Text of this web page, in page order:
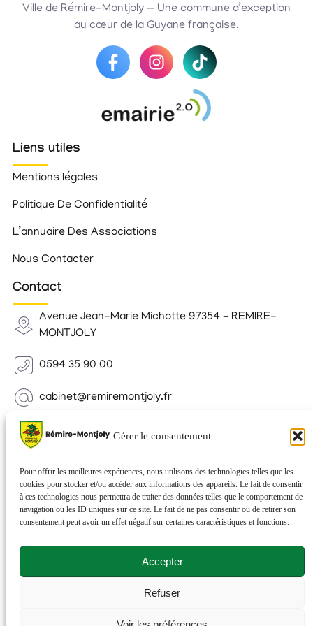
Gérer le consentement
Pour offrir les meilleures expériences, nous utilisons des technologies telles que les
cookies pour stocker et/ou accéder aux informations des appareils. Le fait de consentir
à ces technologies nous permettra de traiter des données telles que le comportement de
navigation ou les ID uniques sur ce site. Le fait de ne pas consentir ou de retirer son
consentement peut avoir un effet négatif sur certaines caractéristiques et fonctions.
Accepter
Refuser
Ville de Rémire-Montjoly — Une commune d’exception
au cœur de la Guyane française.
Liens utiles
Mentions légales
Politique De Confidentialité
L’annuaire Des Associations
Nous Contacter
Contact
Avenue Jean-Marie Michotte 97354 – REMIRE-
MONTJOLY
0594 35 90 00
cabinet@remiremontjoly.fr
Newsletter
nouvelles de votre commune.